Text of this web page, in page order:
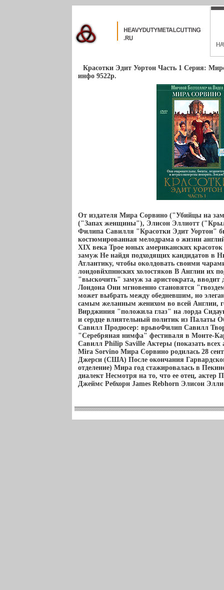
Красотки Эдит Уортон Часть 1 Серия:
инфо 9522p.
От издателя Мира Сорвино ("Убийцы на
("Запах женщины"), Элисон Эллиотт
Филипа Савилля "Красотки Эдит Уортон"
костюмированная мелодрама о жизни
XIX века Трое юных американских
замуж Не найдя подходящих кандидатов в
Атлантику, чтобы околдовать своими
лондовйхпннских холостяков В Англии их
"выскочить" замуж за аристократа,
Лондона Они мгновенно становятся
может выбрать между обедневшим, но
самым желанным женихом во всей Англии,
Вирджиния "положила глаз" на лорда
и сердце влиятельный политик из Палаты
Савилл Продюсер: врьвоФилип Савилл
"Серебряная нимфа" фестиваля в Монте-
Савилл Philip Saville Актеры (показать
Mira Sorvino Мира Сорвино родилась 28
Джерси (США) После окончания
отделение) Мира год стажировалась в
диалект Несмотря на то, что ее отец, актер
Джеймс Ребхорн James Rebhorn Элисон